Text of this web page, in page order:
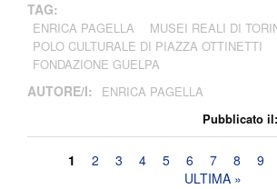
Pubblicato il:
TAG:
ENRICA PAGELLA
MUSEI REALI DI
POLO CULTURALE DI PIAZZA OTTINETTI
FONDAZIONE GUELPA
AUTORE/I: ENRICA PAGELLA
Pagine
1 2 3 4 5 6 7 8 9
ULTIMA »